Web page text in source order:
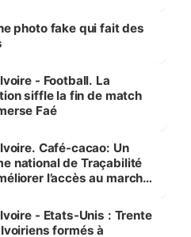
internationale »
photo fake qui fait des
- Football. La
siffle la fin de match
Faé
Café-cacao: Un
national de Traçabilité
l’accès au marché
- Etats-Unis : Trente
formés à